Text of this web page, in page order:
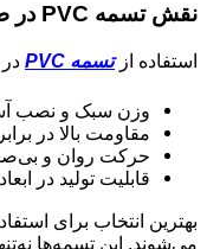
نقش تسمه PVC در طراحی صحنه‌های تئاتر
استفاده ازتسمه PVC
وزن سبک و نصب
مقاومت بالا در
حرکت روان و بی‌صدا
قابلیت تولید در
بهترین انتخاب برای
می‌شوند. این تسمه‌ها